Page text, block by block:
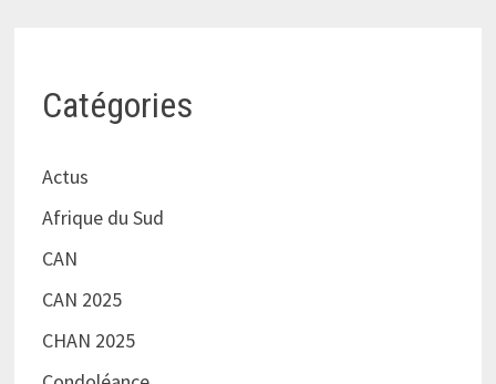
Catégories
Actus
Afrique du Sud
CAN
CAN 2025
CHAN 2025